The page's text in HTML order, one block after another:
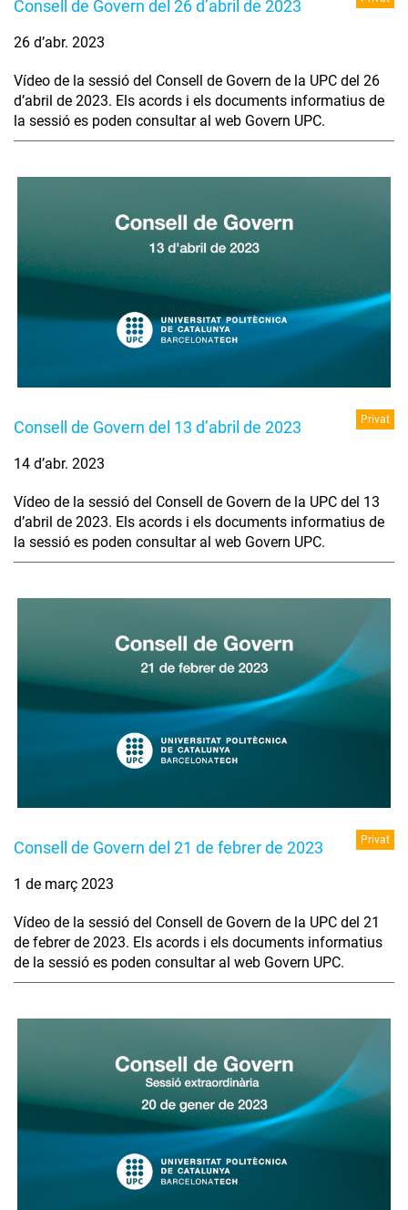
Consell de Govern del 26 d’abril de 2023
26 d’abr. 2023
Vídeo de la sessió del Consell de Govern de la UPC del 26
d’abril de 2023. Els acords i els documents informatius de
la sessió es poden consultar al web Govern UPC.
Consell de Govern del 13 d’abril de 2023 Privat
14 d’abr. 2023
Vídeo de la sessió del Consell de Govern de la UPC del 13
d’abril de 2023. Els acords i els documents informatius de
la sessió es poden consultar al web Govern UPC.
Consell de Govern del 21 de febrer de 2023 Privat
1 de març 2023
Vídeo de la sessió del Consell de Govern de la UPC del 21
de febrer de 2023. Els acords i els documents informatius
de la sessió es poden consultar al web Govern UPC.